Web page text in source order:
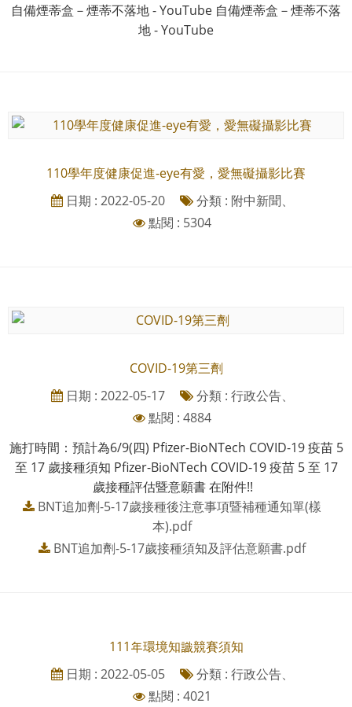
自備煙蒂盒－煙蒂不落地 - YouTube 自備煙蒂盒－煙蒂不落
地 - YouTube
110學年度健康促進-eye有愛，愛無礙攝影比賽
日期 : 2022-05-20
分類 : 附中新聞、
點閱 : 5304
COVID-19第三劑
日期 : 2022-05-17
分類 : 行政公告、
點閱 : 4884
施打時間：預計為6/9(四) Pfizer-BioNTech COVID-19 疫苗 5
至 17 歲接種須知 Pfizer-BioNTech COVID-19 疫苗 5 至 17
歲接種評估暨意願書 在附件!!
BNT追加劑-5-17歲接種後注意事項暨補種通知單(樣
本).pdf
BNT追加劑-5-17歲接種須知及評估意願書.pdf
111年環境知識競賽須知
日期 : 2022-05-05
分類 : 行政公告、
點閱 : 4021